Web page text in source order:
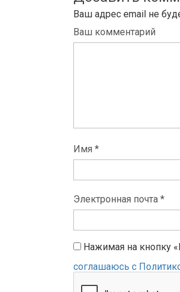
Ваш адрес email не
Ваш комментарий
Имя *
Электронная почта *
Нажимая на кнопку
соглашаюсь с